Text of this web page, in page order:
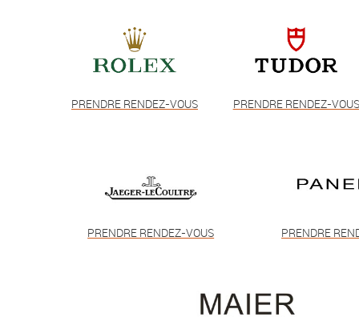
PRENDRE RENDEZ-VOUS PRENDRE RENDEZ-VOUS
PRENDRE RENDEZ-VOUS PRENDRE